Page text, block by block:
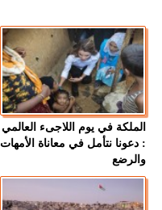
الملكة في يوم اللاجىء العالمي
: دعونا نتأمل في معاناة الأمهات
والرضع